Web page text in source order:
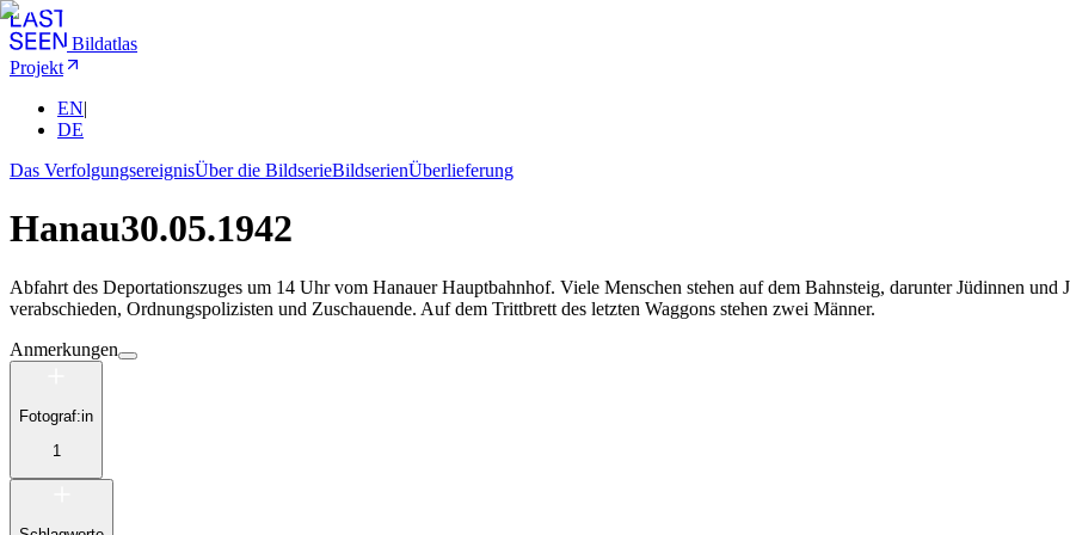
Bildatlas
Projekt
EN|
DE
Das VerfolgungsereignisÜber die BildserieBildserienÜberlieferung
Hanau30.05.1942
Abfahrt des Deportationszuges um 14 Uhr vom Hanauer Hauptbahnhof. Viele Menschen stehen auf dem Bahnsteig, darunter Jüdinnen
verabschieden, Ordnungspolizisten und Zuschauende. Auf dem Trittbrett des letzten Waggons stehen zwei Männer.
Anmerkungen
Fotograf:in
1